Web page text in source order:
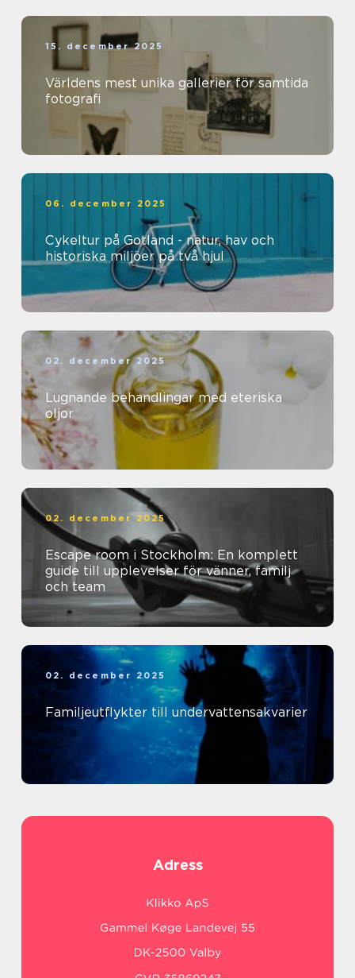
15. december 2025
Världens mest unika gallerier för samtida
fotografi
06. december 2025
Cykeltur på Gotland - natur, hav och
historiska miljöer på två hjul
02. december 2025
Lugnande behandlingar med eteriska
oljor
02. december 2025
Escape room i Stockholm: En komplett
guide till upplevelser för vänner, familj
och team
02. december 2025
Familjeutflykter till undervattensakvarier
Adress